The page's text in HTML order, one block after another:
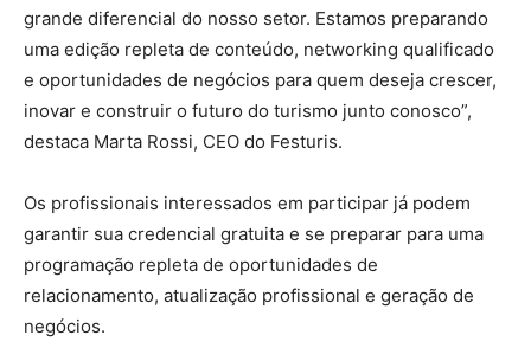
grande diferencial do nosso setor. Estamos preparando
uma edição repleta de conteúdo, networking qualificado
e oportunidades de negócios para quem deseja crescer,
inovar e construir o futuro do turismo junto conosco”,
destaca Marta Rossi, CEO do Festuris.
Os profissionais interessados em participar já podem
garantir sua credencial gratuita e se preparar para uma
programação repleta de oportunidades de
relacionamento, atualização profissional e geração de
negócios.